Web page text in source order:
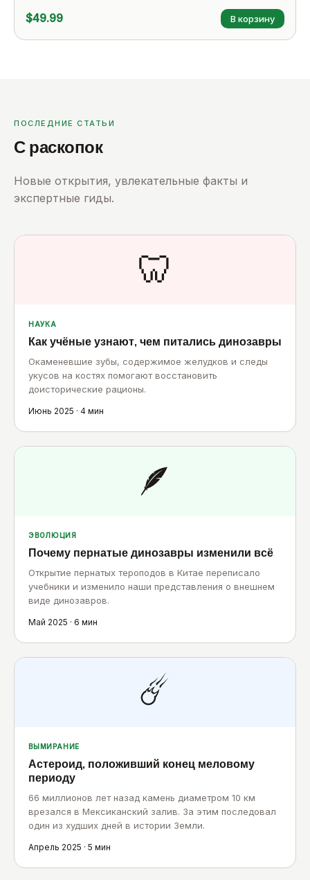
$49.99 В корзину
ПОСЛЕДНИЕ СТАТЬИ
С раскопок
Новые открытия, увлекательные факты и
экспертные гиды.
🦷
НАУКА
Как учёные узнают, чем питались динозавры
Окаменевшие зубы, содержимое желудков и следы
укусов на костях помогают восстановить
доисторические рационы.
Июнь 2025 · 4 мин
🪶
ЭВОЛЮЦИЯ
Почему пернатые динозавры изменили всё
Открытие пернатых тероподов в Китае переписало
учебники и изменило наши представления о внешнем
виде динозавров.
Май 2025 · 6 мин
☄️
ВЫМИРАНИЕ
Астероид, положивший конец меловому
периоду
66 миллионов лет назад камень диаметром 10 км
врезался в Мексиканский залив. За этим последовал
один из худших дней в истории Земли.
Апрель 2025 · 5 мин